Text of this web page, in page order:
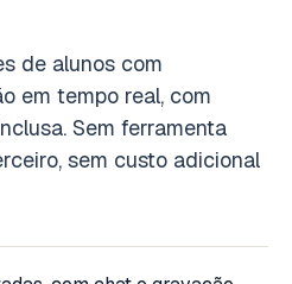
de alunos com
em tempo real, com
Sem ferramenta
sem custo adicional